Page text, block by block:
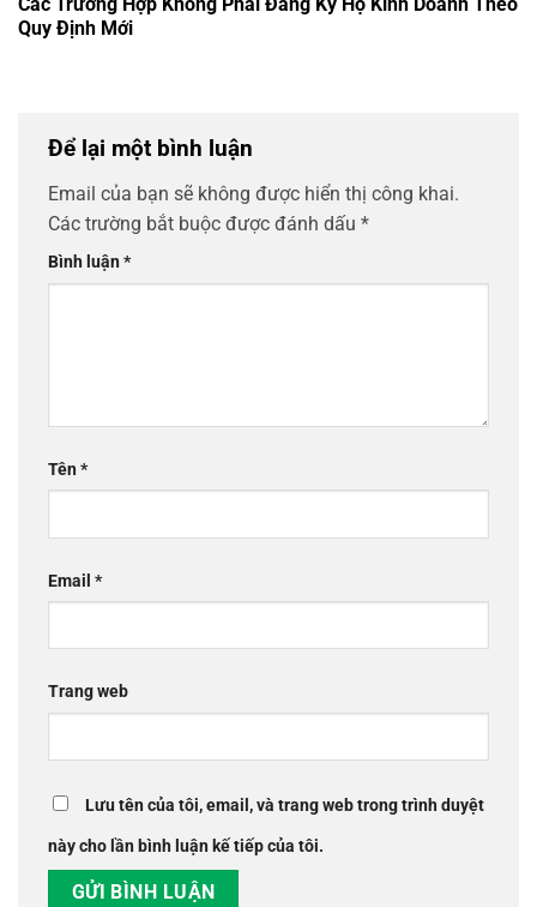
Các Trường Hợp Không Phải Đăng Ký Hộ Kinh Doanh Theo
Quy Định Mới
Để lại một bình luận
Email của bạn sẽ không được hiển thị công khai.
Các trường bắt buộc được đánh dấu *
Bình luận*
Tên*
Email *
Trang web
Lưu tên của tôi, email, và trang web trong trình duyệt
này cho lần bình luận kế tiếp của tôi.